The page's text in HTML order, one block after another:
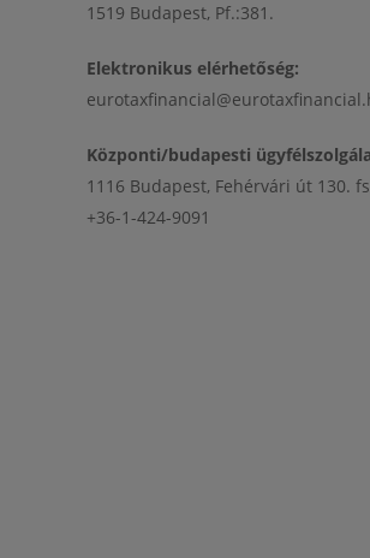
1519 Budapest, Pf.:381.
Elektronikus elérhetőség:
Központi/budapesti
1116 Budapest, Fehérvári út 130.
+36-1-424-9091